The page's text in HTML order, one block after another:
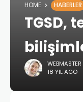
HOME HABERLER
TGSD,
WEBMASTER
18 YIL AGO